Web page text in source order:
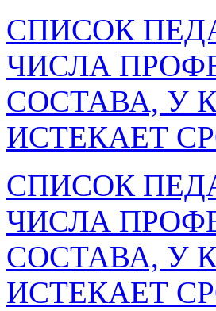
СПИСОК
ЧИСЛА
СОСТАВА, У
ИСТЕКАЕТ
СПИСОК
ЧИСЛА
СОСТАВА, У
ИСТЕКАЕТ